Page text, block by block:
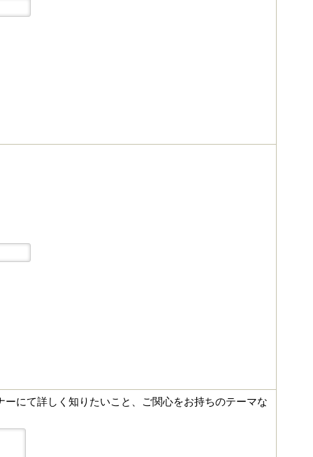
にて詳しく知りたいこと、ご関心をお持ちのテーマな